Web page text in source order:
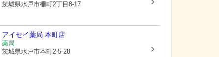
茨城県水戸市柵町2丁目8-17
アイセイ薬局 本町店
薬局
茨城県水戸市本町2-5-28